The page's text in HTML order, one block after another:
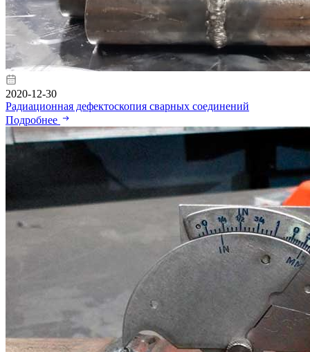
2020-12-30
Радиационная дефектоскопия сварных соединений
Подробнее